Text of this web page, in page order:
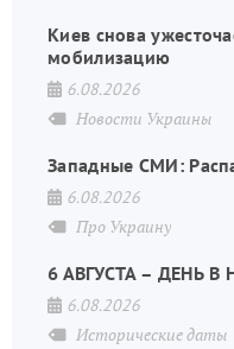
Киев снова
мобилизацию
6.08.2026
Новости Украины
Западные СМИ:
6.08.2026
Про Украину
6 АВГУСТА – ДЕНЬ
6.08.2026
Исторические даты